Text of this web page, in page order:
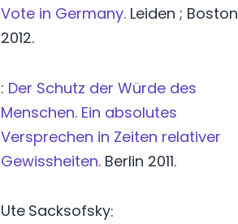
Vote in Germany. Leiden ; Boston
2012.
: Der Schutz der Würde des
Menschen. Ein absolutes
Versprechen in Zeiten relativer
Gewissheiten. Berlin 2011.
Ute Sacksofsky: